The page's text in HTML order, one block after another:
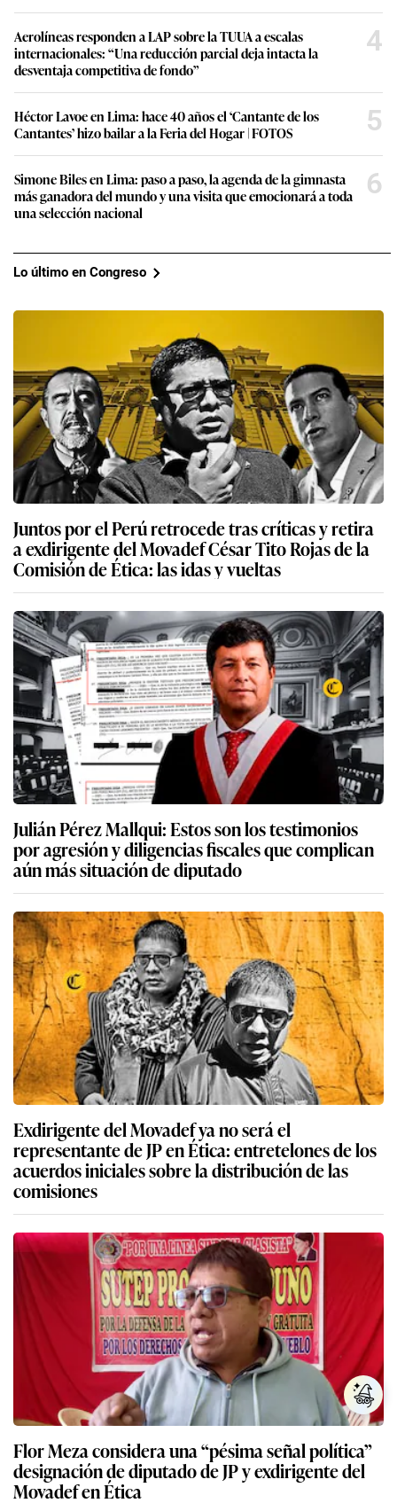
Aerolíneas responden a LAP sobre la TUUA a escalas
internacionales: “Una reducción parcial deja intacta la
desventaja competitiva de fondo”
4
Héctor Lavoe en Lima: hace 40 años el ‘Cantante de los
Cantantes’ hizo bailar a la Feria del Hogar | FOTOS
5
Simone Biles en Lima: paso a paso, la agenda de la gimnasta
más ganadora del mundo y una visita que emocionará a toda
una selección nacional
6
Lo último en Congreso
Juntos por el Perú retrocede tras críticas y retira
a exdirigente del Movadef César Tito Rojas de la
Comisión de Ética: las idas y vueltas
Julián Pérez Mallqui: Estos son los testimonios
por agresión y diligencias fiscales que complican
aún más situación de diputado
Exdirigente del Movadef ya no será el
representante de JP en Ética: entretelones de los
acuerdos iniciales sobre la distribución de las
comisiones
Flor Meza considera una “pésima señal política”
designación de diputado de JP y exdirigente del
Movadef en Ética